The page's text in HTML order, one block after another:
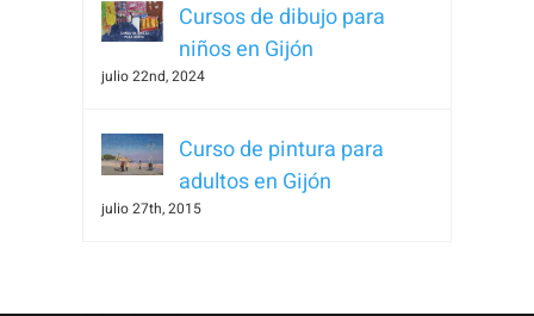
Cursos de dibujo para
niños en Gijón
julio 22nd, 2024
Curso de pintura para
adultos en Gijón
julio 27th, 2015